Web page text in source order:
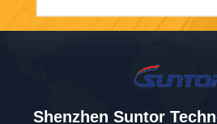
Shenzhen Suntor